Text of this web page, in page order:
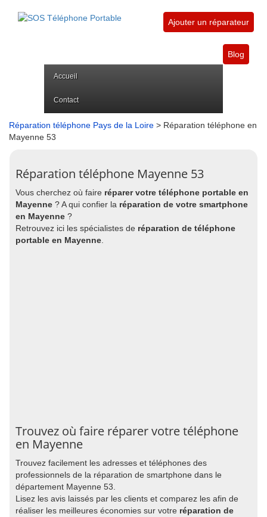
Ajouter un réparateur
Blog
Accueil
Contact
Réparation téléphone Pays de la Loire > Réparation téléphone en
Mayenne 53
Réparation téléphone Mayenne 53
Vous cherchez où faire réparer votre téléphone portable en
Mayenne ? A qui confier la réparation de votre smartphone
en Mayenne ?
Retrouvez ici les spécialistes de réparation de téléphone
portable en Mayenne
Trouvez où faire réparer votre téléphone
en Mayenne
Trouvez facilement les adresses et téléphones des
professionnels de la réparation de smartphone dans le
département Mayenne 53.
Lisez les avis laissés par les clients et comparez les afin de
réaliser les meilleures économies sur votre réparation de